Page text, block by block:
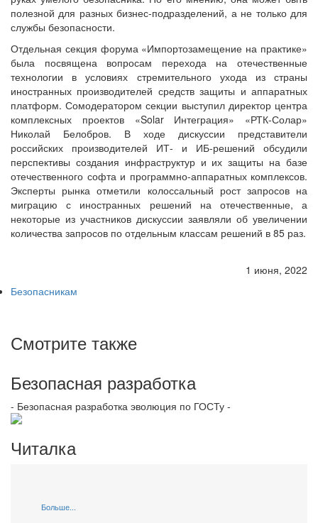
полезной для разных бизнес-подразделений, а не только для
службы безопасности.
Отдельная секция форума «Импортозамещение на практике»
была посвящена вопросам перехода на отечественные
технологии в условиях стремительного ухода из страны
иностранных производителей средств защиты и аппаратных
платформ. Сомодератором секции выступил директор центра
комплексных проектов «Solar Интеграция» «РТК-Солар»
Николай Белобров. В ходе дискуссии представители
российских производителей ИТ- и ИБ-решений обсудили
перспективы создания инфраструктур и их защиты на базе
отечественного софта и программно-аппаратных комплексов.
Эксперты рынка отметили колоссальный рост запросов на
миграцию с иностранных решений на отечественные, а
некоторые из участников дискуссии заявляли об увеличении
количества запросов по отдельным классам решений в 85 раз.
1 июня, 2022
Безопасникам
Смотрите также
Безопасная разработка
- Безопасная разработка эволюция по ГОСТу -
Читалка
Больше...